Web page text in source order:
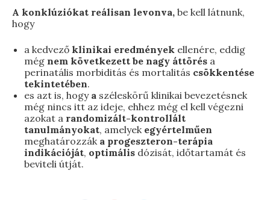
A konklúziókat reálisan levonva, be kell látnunk,
hogy
a kedvező klinikai eredmények ellenére, eddig
még nem következett be nagy áttörés a
perinatális morbiditás és mortalitás csökkentése
tekintetében.
es azt is, hogy a széleskörű klinikai bevezetésnek
még nincs itt az ideje, ehhez még el kell végezni
azokat a randomizált-kontrollált
tanulmányokat, amelyek egyértelműen
meghatározzák a progeszteron-terápia
indikációját, optimális dózisát, időtartamát és
beviteli útját.